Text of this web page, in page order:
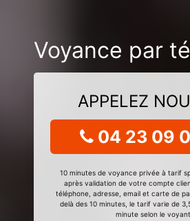
Voyance par
APPELEZ
04 23 09
10 minutes de voyance privée à tarif
après validation de votre compte
téléphone, adresse, email et carte de
delà des 10 minutes, le tarif varie de
minute selon le voyant.